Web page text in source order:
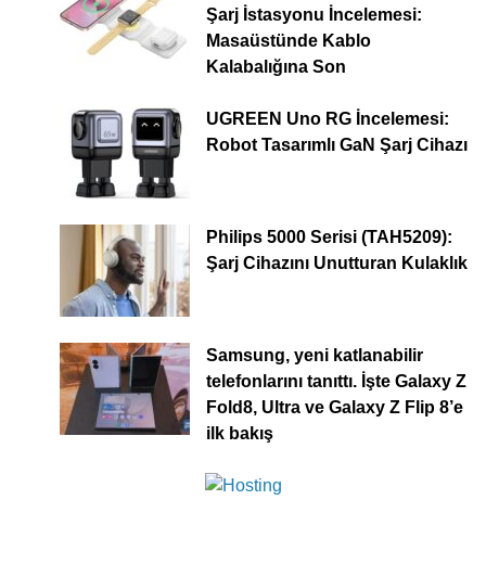
Şarj İstasyonu İncelemesi:
Masaüstünde Kablo
Kalabalığına Son
UGREEN Uno RG İncelemesi:
Robot Tasarımlı GaN Şarj Cihazı
Philips 5000 Serisi (TAH5209):
Şarj Cihazını Unutturan Kulaklık
Samsung, yeni katlanabilir
telefonlarını tanıttı. İşte Galaxy Z
Fold8, Ultra ve Galaxy Z Flip 8’e
ilk bakış